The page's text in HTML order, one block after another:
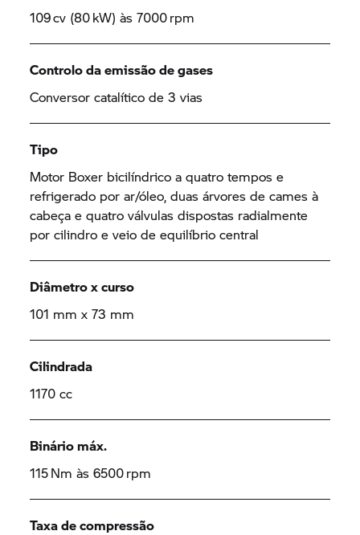
109 cv (80 kW) às 7000 rpm
Controlo da emissão de gases
Conversor catalítico de 3 vias
Tipo
Motor Boxer bicilíndrico a quatro tempos e
refrigerado por ar/óleo, duas árvores de cames à
cabeça e quatro válvulas dispostas radialmente
por cilindro e veio de equilíbrio central
Diâmetro x curso
101 mm x 73 mm
Cilindrada
1170 cc
Binário máx.
115 Nm às 6500 rpm
Taxa de compressão